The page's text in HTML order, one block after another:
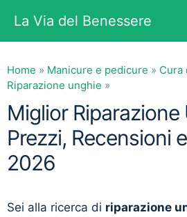
contenuto
La Via del Benessere
Home » Manicure e pedicure » Cura
Riparazione unghie »
Miglior Riparazione
Prezzi, Recensioni
2026
Sei alla ricerca di riparazione